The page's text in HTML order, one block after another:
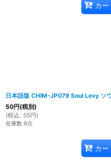
カー
日本語版 CHIM-JP079 Soul Levy ソ
50円(税別)
(税込 : 55円)
在庫数 9点
カー